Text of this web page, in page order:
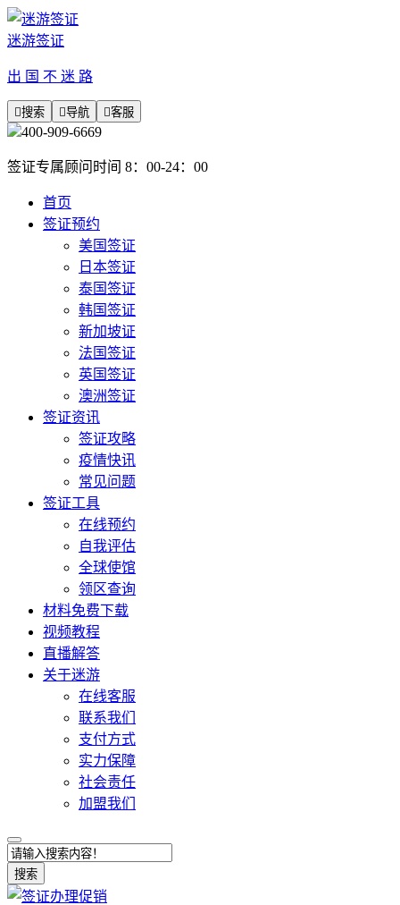
迷游签证
出 国 不 迷 路
搜索 导航 客服
400-909-6669
签证专属顾问时间 8：00-24：00
首页
签证预约
美国签证
日本签证
泰国签证
韩国签证
新加坡证
法国签证
英国签证
澳洲签证
签证资讯
签证攻略
疫情快讯
常见问题
签证工具
在线预约
自我评估
全球使馆
领区查询
材料免费下载
视频教程
直播解答
关于迷游
在线客服
联系我们
支付方式
实力保障
社会责任
加盟我们
搜索